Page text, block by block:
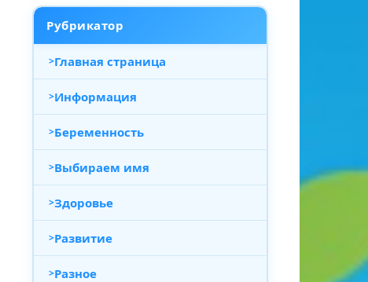
Рубрикатор
Главная страница
Информация
Беременность
Выбираем имя
Здоровье
Развитие
Разное